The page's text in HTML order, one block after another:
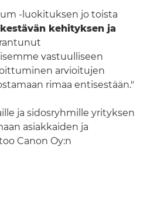
‑luokituksen jo toista
kehityksen ja
vastuulliseen
arvioitujen
rimaa entisestään."
ja sidosryhmille yrityksen
asiakkaiden ja
Canon Oy:n